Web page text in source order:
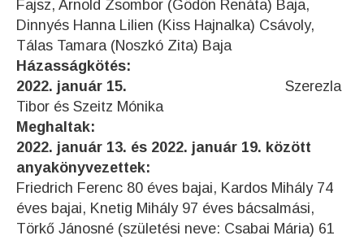
Fajsz, Arnold Zsombor (Gödön Renáta) Baja,
Dinnyés Hanna Lilien (Kiss Hajnalka) Csávoly,
Tálas Tamara (Noszkó Zita) Baja
Házasságkötés:
2022. január 15. Szerezla
Tibor és Szeitz Mónika
Meghaltak:
2022. január 13. és 2022. január 19. között
anyakönyvezettek:
Friedrich Ferenc 80 éves bajai, Kardos Mihály 74
éves bajai, Knetig Mihály 97 éves bácsalmási,
Törkő Jánosné (születési neve: Csabai Mária) 61